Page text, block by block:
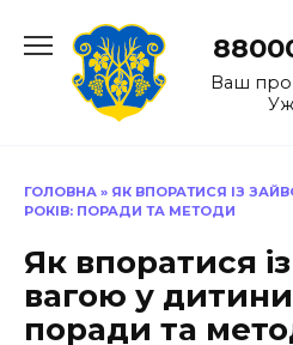
до
Ваш
ГОЛОВНА » ЯК ВПОРАТИСЯ ІЗ
РОКІВ: ПОРАДИ ТА МЕТОДИ
Як впоратися
вагою у дитини
поради та